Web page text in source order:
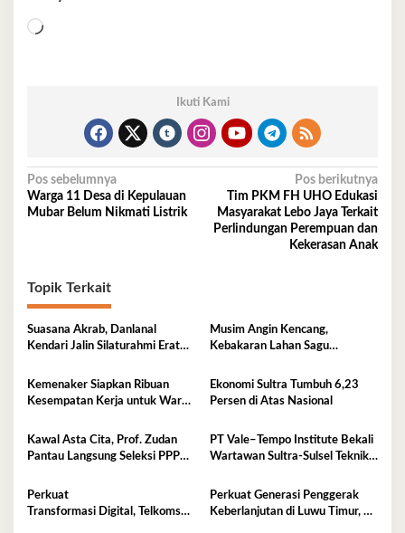
Memuat...
Ikuti Kami
Navigasi
pos
Pos sebelumnya
Warga 11 Desa di Kepulauan
Mubar Belum Nikmati Listrik
Pos berikutnya
Tim PKM FH UHO Edukasi
Masyarakat Lebo Jaya Terkait
Perlindungan Perempuan dan
Kekerasan Anak
Topik Terkait
Suasana Akrab, Danlanal
Kendari Jalin Silaturahmi Erat
Musim Angin Kencang,
Kebakaran Lahan Sagu
Fadil Indah
Kemenaker Siapkan Ribuan
Kesempatan Kerja untuk Warga
Ekonomi Sultra Tumbuh 6,23
Persen di Atas Nasional
Kawal Asta Cita, Prof. Zudan
Pantau Langsung Seleksi PPPK
PT Vale–Tempo Institute Bekali
Wartawan Sultra-Sulsel Teknik
Perkuat
Transformasi Digital, Telkomsel
Perkuat Generasi Penggerak
Keberlanjutan di Luwu Timur, PT